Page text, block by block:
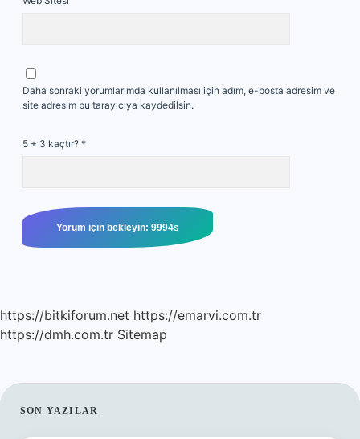
Daha sonraki yorumlarımda kullanılması için adım, e-posta adresim ve
site adresim bu tarayıcıya kaydedilsin.
5 + 3 kaçtır? *
https://bitkiforum.net https://emarvi.com.tr
https://dmh.com.tr Sitemap
SIDEBAR
SON YAZILAR